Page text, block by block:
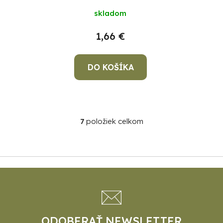
skladom
1,66 €
DO KOŠÍKA
O
á
d
c
i
7položiek celkom
Z